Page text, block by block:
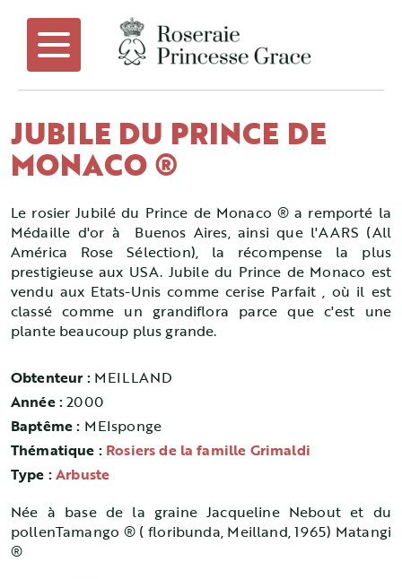
JUBILE DU PRINCE DE
MONACO ®
Le rosier Jubilé du Prince de Monaco ® a remporté la
Médaille d'or à Buenos Aires, ainsi que l'AARS (All
América Rose Sélection), la récompense la plus
prestigieuse aux USA. Jubile du Prince de Monaco est
vendu aux Etats-Unis comme cerise Parfait , où il est
classé comme un grandiflora parce que c'est une
plante beaucoup plus grande.
Obtenteur : MEILLAND
Année :2000
Baptême : MEIsponge
Thématique : Rosiers de la famille Grimaldi
Type :Arbuste
Née à base de la graine Jacqueline Nebout et du
pollenTamango ® ( floribunda, Meilland, 1965) Matangi
®